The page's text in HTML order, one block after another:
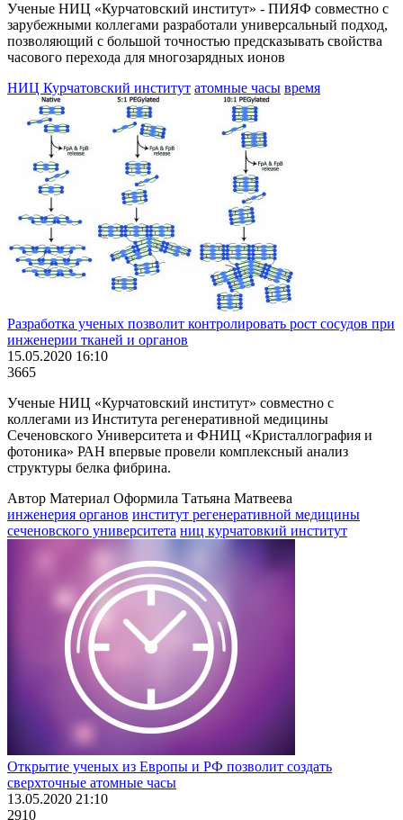
Ученые НИЦ «Курчатовский институт» - ПИЯФ совместно с
зарубежными коллегами разработали универсальный подход,
позволяющий с большой точностью предсказывать свойства
часового перехода для многозарядных ионов
НИЦ Курчатовский институт атомные часы время
Разработка ученых позволит контролировать рост сосудов при
инженерии тканей и органов
15.05.2020 16:10
3665
Ученые НИЦ «Курчатовский институт» совместно с
коллегами из Института регенеративной медицины
Сеченовского Университета и ФНИЦ «Кристаллография и
фотоника» РАН впервые провели комплексный анализ
структуры белка фибрина.
Автор Материал Оформила Татьяна Матвеева
инженерия органов институт регенеративной медицины
сеченовского университета ниц курчатовкий институт
Открытие ученых из Европы и РФ позволит создать
сверхточные атомные часы
13.05.2020 21:10
2910